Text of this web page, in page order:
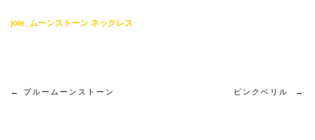
joie_ムーンストーン ネックレス
← ブルームーンストーン ピンクベリル →